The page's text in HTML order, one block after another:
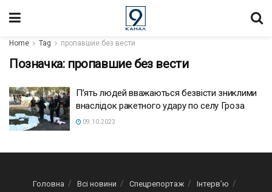
Home Tag пропавшие без вести
Позначка: пропавшие без вести
П’ять людей вважаються безвісти зниклими
внаслідок ракетного удару по селу Гроза
09.10.2023
Головна Всі новини Спецрепортаж
Інтерв’ю